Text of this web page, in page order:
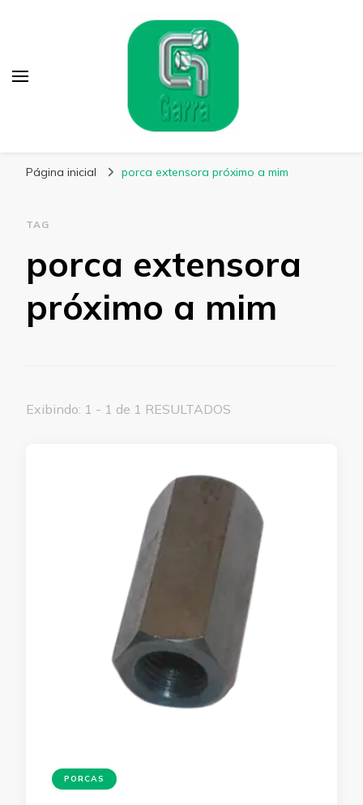
Página inicial porca extensora próximo a mim
TAG
porca extensora
próximo a mim
Exibindo: 1 - 1 de 1 RESULTADOS
PORCAS